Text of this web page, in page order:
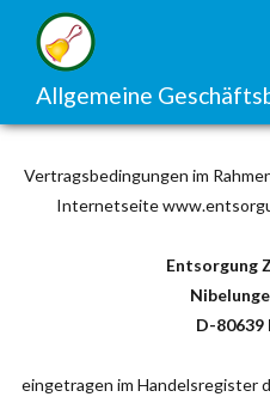
Allgemeine
Vertragsbedingungen im
Internetseite
Entsorgung
D-80639
eingetragen im Handelsregister